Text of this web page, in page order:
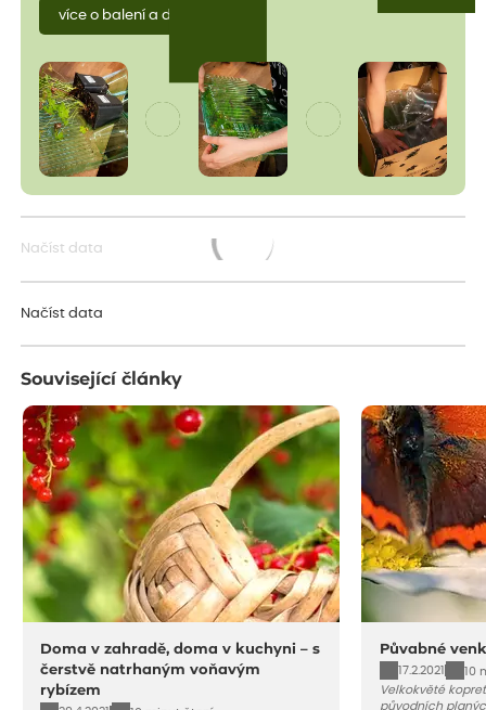
více o balení a dopravě
Načíst data
Načíst data
Související články
Doma v zahradě, doma v kuchyni – s
čerstvě natrhaným voňavým
rybízem
Půvabné
17.2.2021
10
Velkokvěté
původních